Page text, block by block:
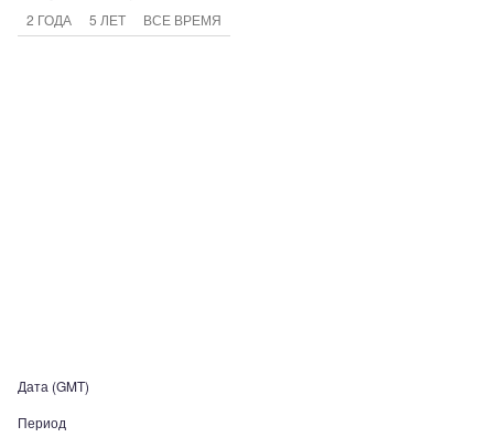
2 ГОДА 5 ЛЕТ ВСЕ ВРЕМЯ
Дата (GMT)
Период